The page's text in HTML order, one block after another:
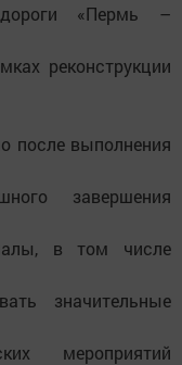
дороги «Пермь –
реконструкции
после выполнения
завершения
в том числе
значительные
мероприятий